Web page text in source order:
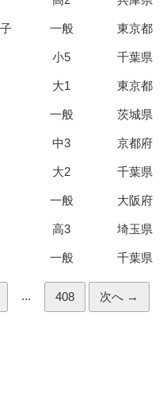
一般 東京都
小5 千葉県
大1 東京都
一般 茨城県
中3 京都府
大2 千葉県
一般 大阪府
高3 埼玉県
一般 千葉県
... 408 次へ →